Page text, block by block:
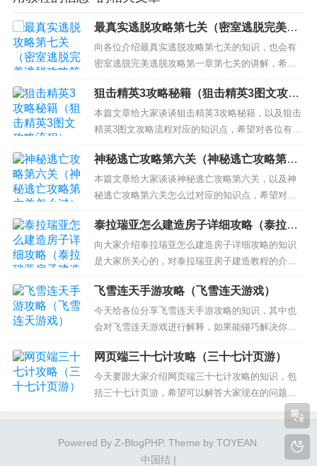
最真实逃脱攻略第七关（密室逃脱完美逃
脱攻略第一章第七关）
向各位介绍最真实逃脱攻略第七关的知识，也会有
密室逃脱完美逃脱攻略第一章第七关的讲解，希望
可以解决大家当前的困惑！ 本文目录一览： 1、密
室逃脱第7关怎么过图解 2、密室逃脱7第七章推太
阳怎么过 3、密室逃脱第七关怎么过？ 4、密室逃脱
4官方正版第七关怎么过 第七关通关攻略 5、密室
逃...
狙击精英3攻略秘籍（狙击精英3图文攻略
流程）
本篇文章给大家谈谈狙击精英3攻略秘籍，以及狙击
精英3图文攻略流程对应的知识点，希望对各位有所
帮助，不要忘了收藏本站喔。 本文目录一览： 1、
狙击精英3怎么用血包 狙击精英3用血包的方法 2、
狙击精英3多人联机游戏方法 3、狙击精英3锡瓦绿
洲任务怎么过 狙击精英3怎么用血包 狙击精英3用血
包...
神秘逃亡攻略第六关（神秘逃亡攻略第六
关怎么过）
本篇文章给大家谈谈神秘逃亡攻略第六关，以及神
秘逃亡攻略第六关怎么过对应的知识点，希望对各
位有所帮助，不要忘了收藏本站喔。 本文目录一
览： 1、神庙逃亡之神秘峡谷的第四道门有一个铁盒
子怎么开呢 2、密室逃脱神庙逃亡第三章图文攻略
神秘城堡的解谜方法（图文） 3、神庙逃亡有尽头吗
4、《神庙...
泰拉瑞亚怎么建造房子详细攻略（泰拉瑞
亚房子建造教程）
向大家介绍泰拉瑞亚怎么建造房子详细攻略的知识
是大家所关心的，对泰拉瑞亚房子建造教程的介绍
也是从多个角度来解答，希望可以让大家解决现在
的问题！ 本文目录一览： 1、泰拉瑞亚房子要求
2、泰拉瑞亚蘑菇人的房子怎么造 3、泰拉瑞亚怎么
建造房子 泰拉瑞亚如何建造房子 4、泰拉瑞亚12怎
么建房子...
飞雪连天手游攻略（飞雪连天游戏）
今天给各位分享飞雪连天手游攻略的知识，其中也
会对飞雪连天游戏进行解释，如果能碰巧解决你现
在面临的问题，别忘了关注本站，现在开始吧！ 本
文目录一览： 1、求教96金庸群侠传 游戏修改方法`
和全攻略 2、群侠传免费版手游攻略 3、御龙在天手
游流浪军怎么玩-流浪军玩法攻略 4、金庸群侠传攻
网页端三十七计攻略（三十七计页游）
今天要跟大家介绍网页端三十七计攻略的知识，包
括三十七计页游，希望可以解答大家现在的问题！
本文目录一览： 1、兵法三十七计逐鹿中原怎么破阵
的 2、兵法三十七计宝库将顺序 3、三十六计的游戏
攻略 4、兵法三十七计重生如何搞 5、网页游戏三十
六计怎么玩 兵法三十七计逐鹿中原怎么破阵的 第...
Powered By Z-BlogPHP. Theme by TOYEAN
中国结 |